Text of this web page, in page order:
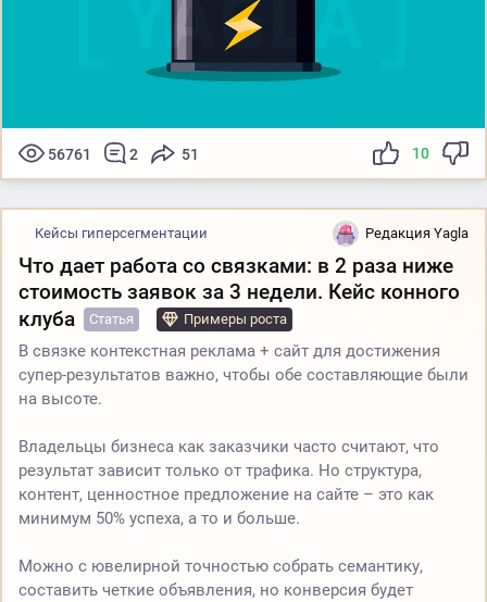
56761 2 51 10
Кейсы гиперсегментации Редакция Yagla
Что дает работа со связками: в 2 раза ниже
стоимость заявок за 3 недели. Кейс конного
клуба
Статья Примеры роста
В связке контекстная реклама + сайт для достижения
супер-результатов важно, чтобы обе составляющие были
на высоте.
Владельцы бизнеса как заказчики часто считают, что
результат зависит только от трафика. Но структура,
контент, ценностное предложение на сайте – это как
минимум 50% успеха, а то и больше.
Можно с ювелирной точностью собрать семантику,
составить четкие объявления, но конверсия будет